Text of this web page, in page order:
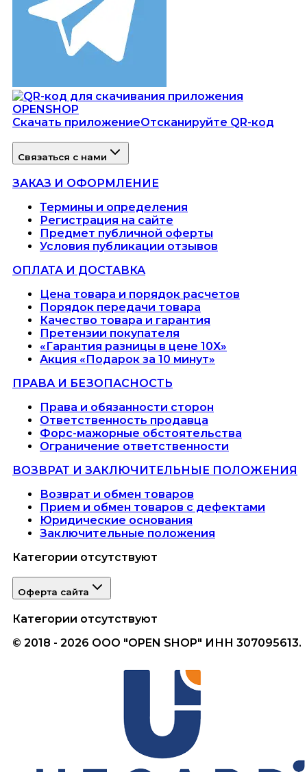
Скачать приложениеОтсканируйте QR-код
Связаться с нами
ЗАКАЗ И ОФОРМЛЕНИЕ
Термины и определения
Регистрация на сайте
Предмет публичной оферты
Условия публикации отзывов
ОПЛАТА И ДОСТАВКА
Цена товара и порядок расчетов
Порядок передачи товара
Качество товара и гарантия
Претензии покупателя
«Гарантия разницы в цене 10X»
Акция «Подарок за 10 минут»
ПРАВА И БЕЗОПАСНОСТЬ
Права и обязанности сторон
Ответственность продавца
Форс-мажорные обстоятельства
Ограничение ответственности
ВОЗВРАТ И ЗАКЛЮЧИТЕЛЬНЫЕ ПОЛОЖЕНИЯ
Возврат и обмен товаров
Прием и обмен товаров с дефектами
Юридические основания
Заключительные положения
Категории отсутствуют
Оферта сайта
Категории отсутствуют
© 2018 - 2026 ООО "OPEN SHOP" ИНН 307095613.